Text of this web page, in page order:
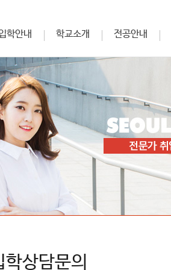
학안내 학교소개 전공안내
학상담문의